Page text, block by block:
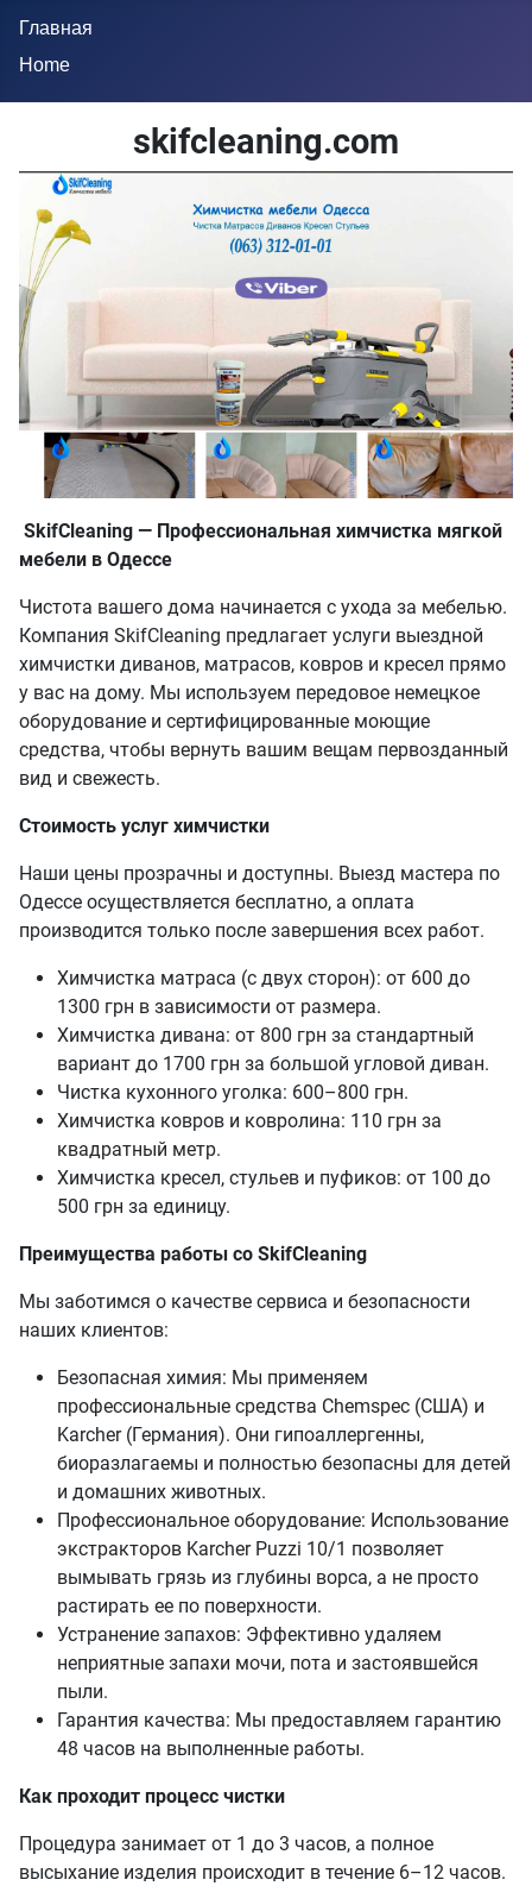
Главная
Home
skifcleaning.com
SkifCleaning — Профессиональная химчистка мягкой
мебели в Одессе
Чистота вашего дома начинается с ухода за мебелью.
Компания SkifCleaning предлагает услуги выездной
химчистки диванов, матрасов, ковров и кресел прямо
у вас на дому. Мы используем передовое немецкое
оборудование и сертифицированные моющие
средства, чтобы вернуть вашим вещам первозданный
вид и свежесть.
Стоимость услуг химчистки
Наши цены прозрачны и доступны. Выезд мастера по
Одессе осуществляется бесплатно, а оплата
производится только после завершения всех работ.
Химчистка матраса (с двух сторон): от 600 до
1300 грн в зависимости от размера.
Химчистка дивана: от 800 грн за стандартный
вариант до 1700 грн за большой угловой диван.
Чистка кухонного уголка: 600–800 грн.
Химчистка ковров и ковролина: 110 грн за
квадратный метр.
Химчистка кресел, стульев и пуфиков: от 100 до
500 грн за единицу.
Преимущества работы со SkifCleaning
Мы заботимся о качестве сервиса и безопасности
наших клиентов:
Безопасная химия: Мы применяем
профессиональные средства Chemspec (США) и
Karcher (Германия). Они гипоаллергенны,
биоразлагаемы и полностью безопасны для детей
и домашних животных.
Профессиональное оборудование: Использование
экстракторов Karcher Puzzi 10/1 позволяет
вымывать грязь из глубины ворса, а не просто
растирать ее по поверхности.
Устранение запахов: Эффективно удаляем
неприятные запахи мочи, пота и застоявшейся
пыли.
Гарантия качества: Мы предоставляем гарантию
48 часов на выполненные работы.
Как проходит процесс чистки
Процедура занимает от 1 до 3 часов, а полное
высыхание изделия происходит в течение 6–12 часов.